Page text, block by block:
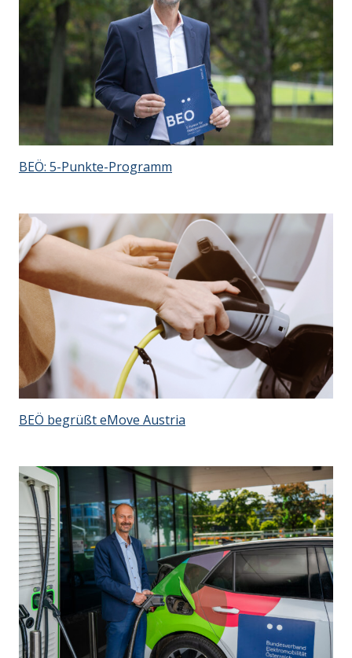
BEÖ: 5-Punkte-Programm
BEÖ begrüßt eMove Austria